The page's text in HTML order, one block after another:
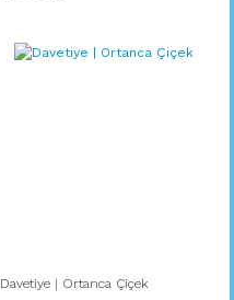
Davetiye | Ortanca Çiçek